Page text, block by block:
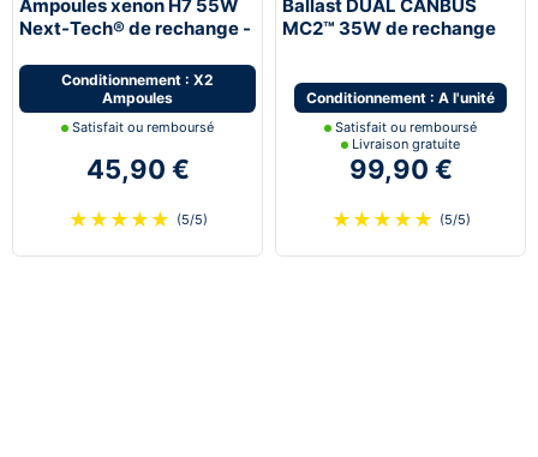
Ampoules xenon H7 55W
Next-Tech® de rechange -
Conditionnement : X2
Ampoules
Satisfait ou remboursé
45,90 €
★ ★ ★ ★ ★ (5/5)
Ballast DUAL CANBUS
MC2™ 35W de rechange
Conditionnement : A l'unité
Satisfait ou remboursé
Livraison gratuite
99,90 €
★ ★ ★ ★ ★ (5/5)